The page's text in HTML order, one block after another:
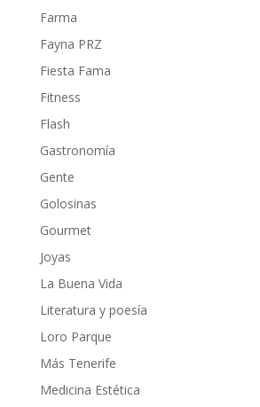
Farma
Fayna PRZ
Fiesta Fama
Fitness
Flash
Gastronomía
Gente
Golosinas
Gourmet
Joyas
La Buena Vida
Literatura y poesía
Loro Parque
Más Tenerife
Medicina Estética